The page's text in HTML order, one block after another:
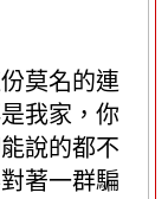
莫名的連
我家，你
說的都不
著一群騙